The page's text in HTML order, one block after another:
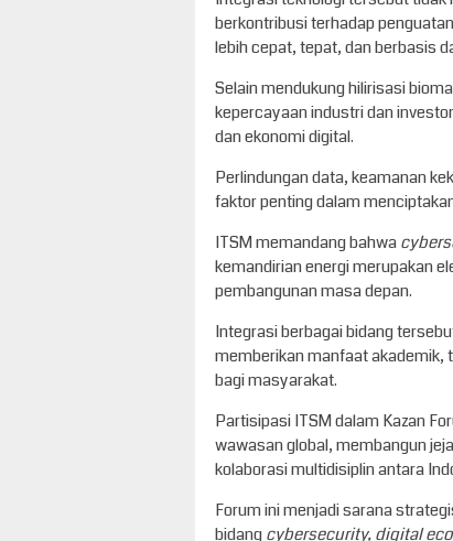
berkontribusi terhadap
lebih cepat, tepat, dan berbasis
Selain mendukung hilirisasi
kepercayaan industri dan
dan ekonomi digital.
Perlindungan data, keamanan
faktor penting dalam
ITSM memandang bahwa
kemandirian energi merupakan
pembangunan masa depan.
Integrasi berbagai bidang
memberikan manfaat akademik,
bagi masyarakat.
Partisipasi ITSM dalam Kazan
wawasan global, membangun
kolaborasi multidisiplin antara
Forum ini menjadi sarana
bidangcybersecurity, digital